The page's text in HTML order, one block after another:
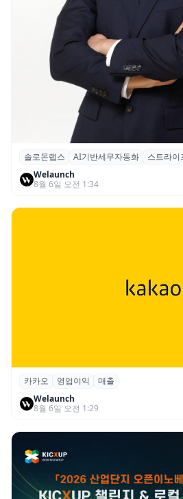
솔로몬랩스, 스트라이프
절세 전략 AI 에이전트 개발
솔로몬랩스 AI기반세무자동화 스트라이
Welaunch
8월 6일 오전 1:34
카카오, 2026년 2분기 매출
이익 2770억…역대 분기 최
카카오 영업이익
매출
Welaunch
8월 6일 오전 1:29